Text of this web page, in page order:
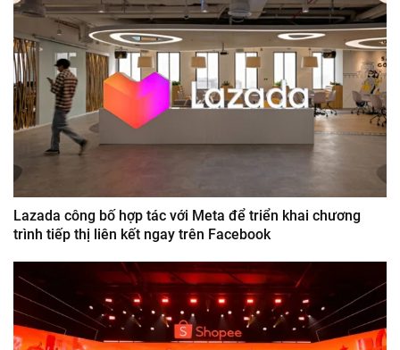
Lazada công bố hợp tác với Meta để triển khai chương
trình tiếp thị liên kết ngay trên Facebook